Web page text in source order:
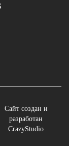
Сайт создан и
разработан
CrazyStudio